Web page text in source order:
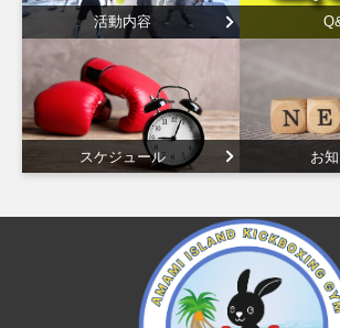
活動内容
スケジュール お